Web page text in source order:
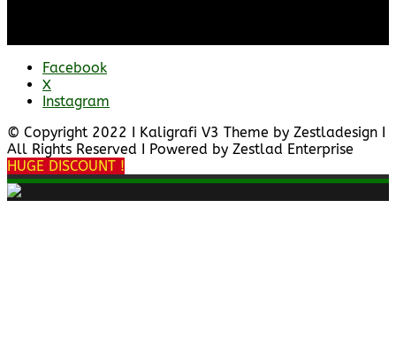
Facebook
X
Instagram
© Copyright 2022 I Kaligrafi V3 Theme by Zestladesign I
All Rights Reserved I Powered by Zestlad Enterprise
HUGE DISCOUNT !